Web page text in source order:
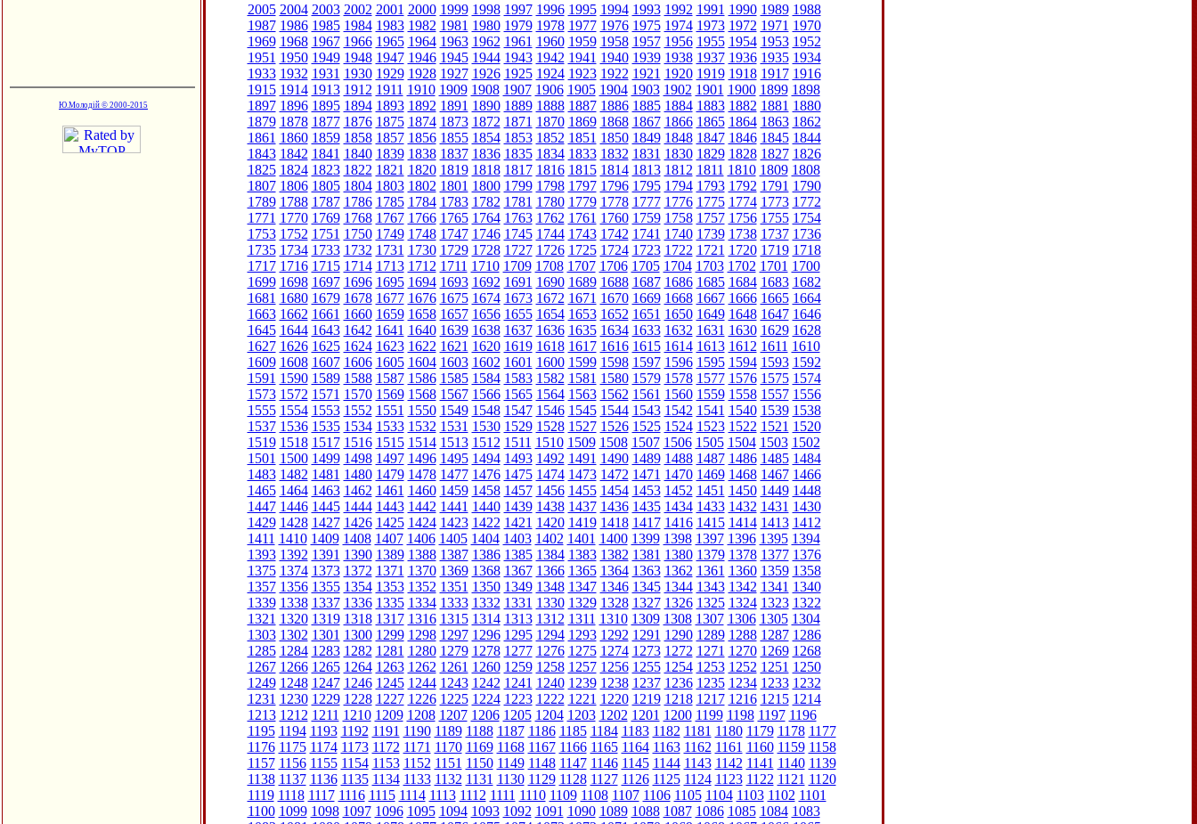
Ю.Молодій © 2000-2015
2005 2004 2003 2002 2001 2000 1999 1998 1997 1996 1995 1994 1993 1992 1991 1990 1989 1988
1987 1986 1985 1984 1983 1982 1981 1980 1979 1978 1977 1976 1975 1974 1973 1972 1971 1970
1969 1968 1967 1966 1965 1964 1963 1962 1961 1960 1959 1958 1957 1956 1955 1954 1953 1952
1951 1950 1949 1948 1947 1946 1945 1944 1943 1942 1941 1940 1939 1938 1937 1936 1935 1934
1933 1932 1931 1930 1929 1928 1927 1926 1925 1924 1923 1922 1921 1920 1919 1918 1917 1916
1915 1914 1913 1912 1911 1910 1909 1908 1907 1906 1905 1904 1903 1902 1901 1900 1899 1898
1897 1896 1895 1894 1893 1892 1891 1890 1889 1888 1887 1886 1885 1884 1883 1882 1881 1880
1879 1878 1877 1876 1875 1874 1873 1872 1871 1870 1869 1868 1867 1866 1865 1864 1863 1862
1861 1860 1859 1858 1857 1856 1855 1854 1853 1852 1851 1850 1849 1848 1847 1846 1845 1844
1843 1842 1841 1840 1839 1838 1837 1836 1835 1834 1833 1832 1831 1830 1829 1828 1827 1826
1825 1824 1823 1822 1821 1820 1819 1818 1817 1816 1815 1814 1813 1812 1811 1810 1809 1808
1807 1806 1805 1804 1803 1802 1801 1800 1799 1798 1797 1796 1795 1794 1793 1792 1791 1790
1789 1788 1787 1786 1785 1784 1783 1782 1781 1780 1779 1778 1777 1776 1775 1774 1773 1772
1771 1770 1769 1768 1767 1766 1765 1764 1763 1762 1761 1760 1759 1758 1757 1756 1755 1754
1753 1752 1751 1750 1749 1748 1747 1746 1745 1744 1743 1742 1741 1740 1739 1738 1737 1736
1735 1734 1733 1732 1731 1730 1729 1728 1727 1726 1725 1724 1723 1722 1721 1720 1719 1718
1717 1716 1715 1714 1713 1712 1711 1710 1709 1708 1707 1706 1705 1704 1703 1702 1701 1700
1699 1698 1697 1696 1695 1694 1693 1692 1691 1690 1689 1688 1687 1686 1685 1684 1683 1682
1681 1680 1679 1678 1677 1676 1675 1674 1673 1672 1671 1670 1669 1668 1667 1666 1665 1664
1663 1662 1661 1660 1659 1658 1657 1656 1655 1654 1653 1652 1651 1650 1649 1648 1647 1646
1645 1644 1643 1642 1641 1640 1639 1638 1637 1636 1635 1634 1633 1632 1631 1630 1629 1628
1627 1626 1625 1624 1623 1622 1621 1620 1619 1618 1617 1616 1615 1614 1613 1612 1611 1610
1609 1608 1607 1606 1605 1604 1603 1602 1601 1600 1599 1598 1597 1596 1595 1594 1593 1592
1591 1590 1589 1588 1587 1586 1585 1584 1583 1582 1581 1580 1579 1578 1577 1576 1575 1574
1573 1572 1571 1570 1569 1568 1567 1566 1565 1564 1563 1562 1561 1560 1559 1558 1557 1556
1555 1554 1553 1552 1551 1550 1549 1548 1547 1546 1545 1544 1543 1542 1541 1540 1539 1538
1537 1536 1535 1534 1533 1532 1531 1530 1529 1528 1527 1526 1525 1524 1523 1522 1521 1520
1519 1518 1517 1516 1515 1514 1513 1512 1511 1510 1509 1508 1507 1506 1505 1504 1503 1502
1501 1500 1499 1498 1497 1496 1495 1494 1493 1492 1491 1490 1489 1488 1487 1486 1485 1484
1483 1482 1481 1480 1479 1478 1477 1476 1475 1474 1473 1472 1471 1470 1469 1468 1467 1466
1465 1464 1463 1462 1461 1460 1459 1458 1457 1456 1455 1454 1453 1452 1451 1450 1449 1448
1447 1446 1445 1444 1443 1442 1441 1440 1439 1438 1437 1436 1435 1434 1433 1432 1431 1430
1429 1428 1427 1426 1425 1424 1423 1422 1421 1420 1419 1418 1417 1416 1415 1414 1413 1412
1411 1410 1409 1408 1407 1406 1405 1404 1403 1402 1401 1400 1399 1398 1397 1396 1395 1394
1393 1392 1391 1390 1389 1388 1387 1386 1385 1384 1383 1382 1381 1380 1379 1378 1377 1376
1375 1374 1373 1372 1371 1370 1369 1368 1367 1366 1365 1364 1363 1362 1361 1360 1359 1358
1357 1356 1355 1354 1353 1352 1351 1350 1349 1348 1347 1346 1345 1344 1343 1342 1341 1340
1339 1338 1337 1336 1335 1334 1333 1332 1331 1330 1329 1328 1327 1326 1325 1324 1323 1322
1321 1320 1319 1318 1317 1316 1315 1314 1313 1312 1311 1310 1309 1308 1307 1306 1305 1304
1303 1302 1301 1300 1299 1298 1297 1296 1295 1294 1293 1292 1291 1290 1289 1288 1287 1286
1285 1284 1283 1282 1281 1280 1279 1278 1277 1276 1275 1274 1273 1272 1271 1270 1269 1268
1267 1266 1265 1264 1263 1262 1261 1260 1259 1258 1257 1256 1255 1254 1253 1252 1251 1250
1249 1248 1247 1246 1245 1244 1243 1242 1241 1240 1239 1238 1237 1236 1235 1234 1233 1232
1231 1230 1229 1228 1227 1226 1225 1224 1223 1222 1221 1220 1219 1218 1217 1216 1215 1214
1213 1212 1211 1210 1209 1208 1207 1206 1205 1204 1203 1202 1201 1200 1199 1198 1197 1196
1195 1194 1193 1192 1191 1190 1189 1188 1187 1186 1185 1184 1183 1182 1181 1180 1179 1178 1177
1176 1175 1174 1173 1172 1171 1170 1169 1168 1167 1166 1165 1164 1163 1162 1161 1160 1159 1158
1157 1156 1155 1154 1153 1152 1151 1150 1149 1148 1147 1146 1145 1144 1143 1142 1141 1140 1139
1138 1137 1136 1135 1134 1133 1132 1131 1130 1129 1128 1127 1126 1125 1124 1123 1122 1121 1120
1119 1118 1117 1116 1115 1114 1113 1112 1111 1110 1109 1108 1107 1106 1105 1104 1103 1102 1101
1100 1099 1098 1097 1096 1095 1094 1093 1092 1091 1090 1089 1088 1087 1086 1085 1084 1083